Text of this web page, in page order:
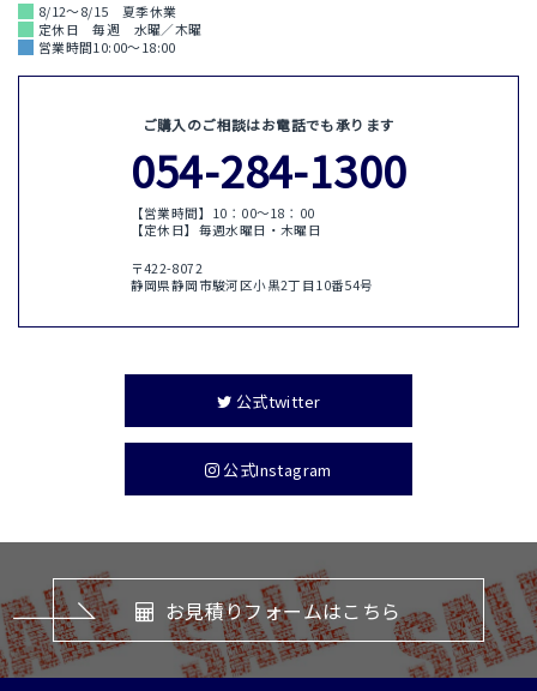
8/12～8/15 夏季休業
定休日 毎週 水曜／木曜
営業時間10:00～18:00
ご購入のご相談はお電話でも承ります
054-284-1300
【営業時間】10：00〜18：00
【定休日】毎週水曜日・木曜日
〒422-8072
静岡県静岡市駿河区小黒2丁目10番54号
公式twitter
公式Instagram
お見積りフォームはこちら